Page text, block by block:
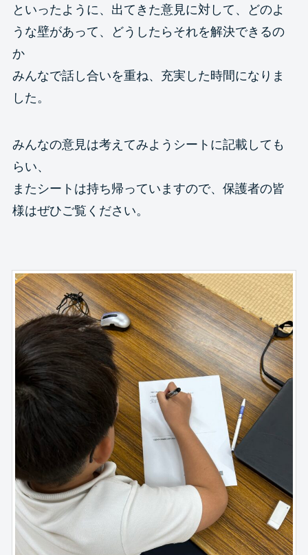
といったように、出てきた意見に対して、どのよ
うな壁があって、どうしたらそれを解決できるの
か
みんなで話し合いを重ね、充実した時間になりま
した。
みんなの意見は考えてみようシートに記載しても
らい、
またシートは持ち帰っていますので、保護者の皆
様はぜひご覧ください。